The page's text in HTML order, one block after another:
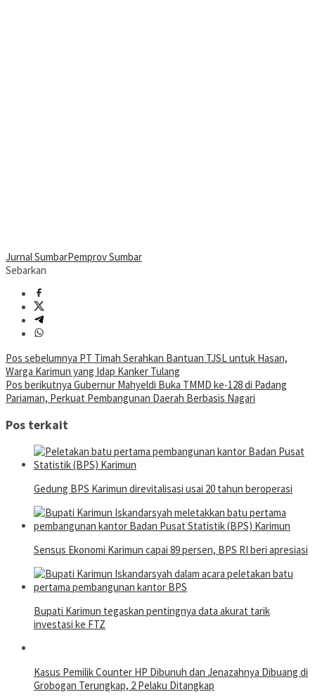
Jurnal SumbarPemprov Sumbar
Sebarkan
Navigasi
pos
Pos sebelumnya PT Timah Serahkan Bantuan TJSL untuk Hasan,
Warga Karimun yang Idap Kanker Tulang
Pos berikutnya Gubernur Mahyeldi Buka TMMD ke-128 di Padang
Pariaman, Perkuat Pembangunan Daerah Berbasis Nagari
Pos terkait
Gedung BPS Karimun direvitalisasi usai 20 tahun beroperasi
Sensus Ekonomi Karimun capai 89 persen, BPS RI beri apresiasi
Bupati Karimun tegaskan pentingnya data akurat tarik
investasi ke FTZ
Kasus Pemilik Counter HP Dibunuh dan Jenazahnya Dibuang di
Grobogan Terungkap, 2 Pelaku Ditangkap